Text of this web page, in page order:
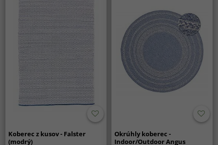
Koberec z kusov - Falster
(modrý)
Okrúhly koberec -
Indoor/Outdoor Angus